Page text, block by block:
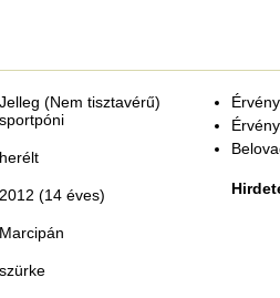
Jelleg (Nem tisztavérű)
sportpóni
herélt
2012 (14 éves)
Marcipán
szürke